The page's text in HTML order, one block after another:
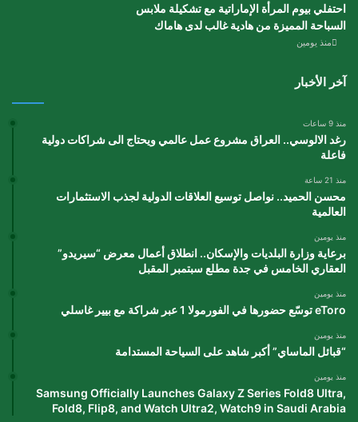
احتفلي بيوم المرأة الإماراتية مع تشكيلة ملابس
السباحة المميزة من هادية غالب لدى هاماك
منذ يومين
آخر الأخبار
منذ 9 ساعات
رغد الالوسي.. العراق مشروع عمل عالمي ويحتاج الى شراكات دولية
فاعلة
منذ 21 ساعة
محسن الحميد.. نواصل توسيع العلاقات الدولية لجذب الاستثمارات
العالمية
منذ يومين
برعاية وزارة البلديات والإسكان.. انطلاق أعمال معرض “سيريدو”
العقاري الخامس في جدة مطلع سبتمبر المقبل
منذ يومين
eToro توسّع حضورها في الفورمولا 1 عبر شراكة مع بيير غاسلي
منذ يومين
“قبائل الماساي” أكبر شاهد على السياحة المستدامة
منذ يومين
Samsung Officially Launches Galaxy Z Series Fold8 Ultra,
Fold8, Flip8, and Watch Ultra2, Watch9 in Saudi Arabia